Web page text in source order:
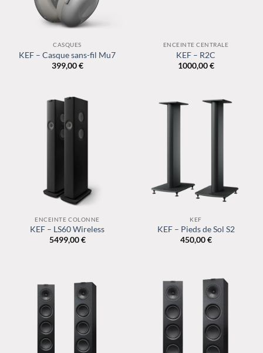
CASQUES
KEF – Casque sans-fil Mu7
399,00€
ENCEINTE CENTRALE
KEF – R2C
1000,00€
ENCEINTE COLONNE
KEF – LS60 Wireless
5499,00€
KEF
KEF – Pieds de Sol S2
450,00€